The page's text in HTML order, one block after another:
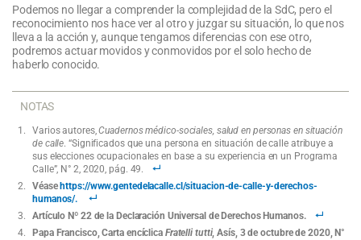
Podemos no llegar a comprender la complejidad de la SdC, pero el
reconocimiento nos hace ver al otro y juzgar su situación, lo que nos
lleva a la acción y, aunque tengamos diferencias con ese otro,
podremos actuar movidos y conmovidos por el solo hecho de
haberlo conocido.
NOTAS
Varios autores,Cuadernos médico-sociales, salud en personas en situación
de calle. “Significados que una persona en situación de calle atribuye a
sus elecciones ocupacionales en base a su experiencia en un Programa
Calle”, N° 2, 2020, pág. 49.
Véase https://www.gentedelacalle.cl/situacion-de-calle-y-derechos-
humanos/.
Artículo Nº 22 de la Declaración Universal de Derechos Humanos.
Papa Francisco, Carta encíclica Fratelli tutti, Asís, 3 de octubre de 2020, N°